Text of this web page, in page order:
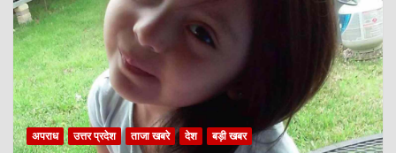
अपराध उत्तर प्रदेश ताजा खबरे देश बड़ी खबर